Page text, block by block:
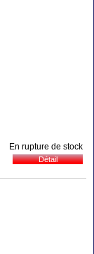
En rupture de stock